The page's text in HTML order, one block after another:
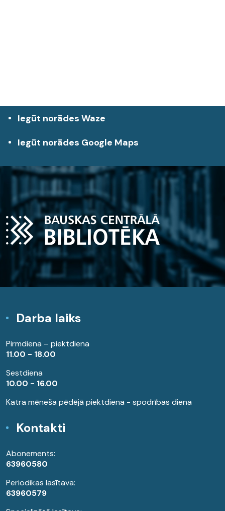
Iegūt norādes Waze
Iegūt norādes Google Maps
Darba laiks
Pirmdiena – piektdiena
11.00 - 18.00
Sestdiena
10.00 - 16.00
Katra mēneša pēdējā piektdiena - spodrības diena
Kontakti
Abonements:
63960580
Periodikas lasītava:
63960579